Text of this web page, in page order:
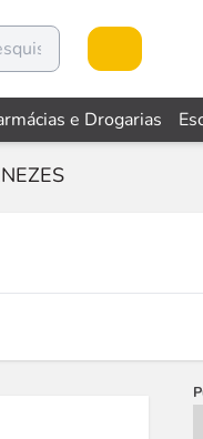
e Drogarias